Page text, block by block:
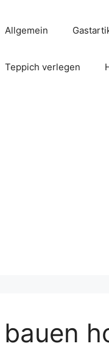
Allgemein
Teppich verlegen